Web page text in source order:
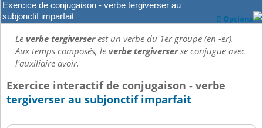
Leçons
Exercice de conjugaison - verbe tergiverser au
subjonctif imparfait
 Options
Leverbe tergiverserest un verbe du 1er groupe (en -er).
Aux temps composés, leverbe tergiverserse conjugue avec
l'auxiliaire avoir.
Exercice interactif de conjugaison - verbe
tergiverser au subjonctif imparfait